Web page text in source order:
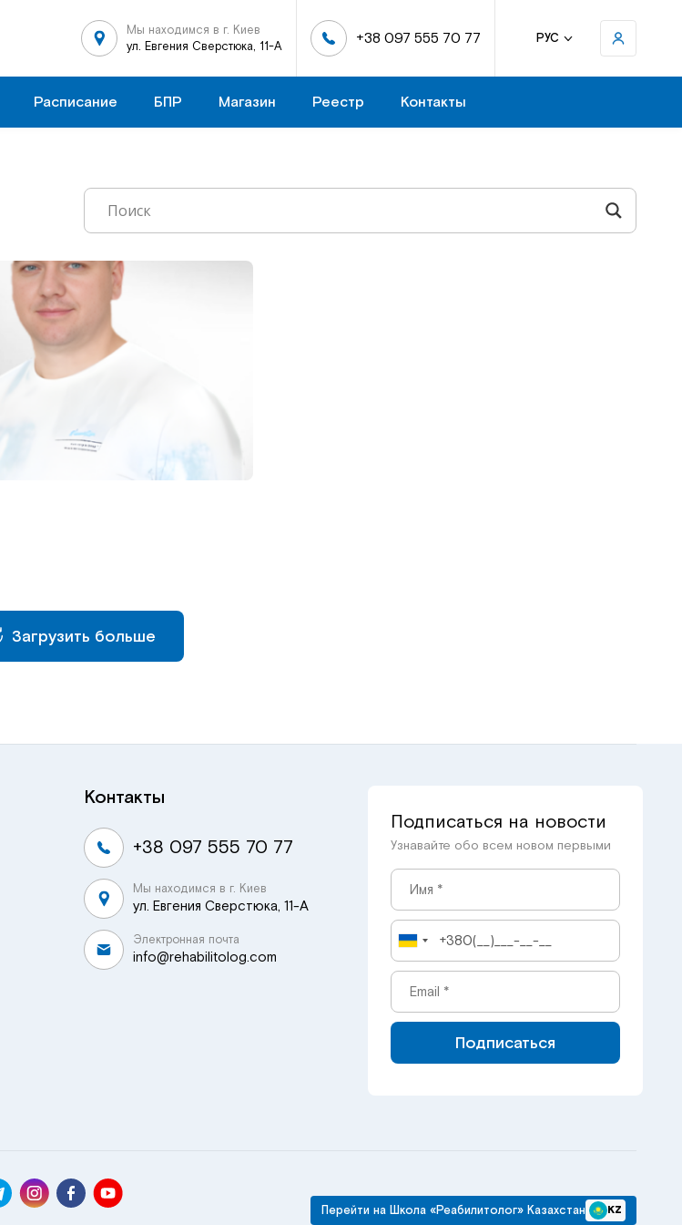
Мы находимся в г. Киев
ул. Евгения Сверстюка, 11-А
+38 097 555 70 77 РУС
Расписание БПР Магазин Реестр Контакты
Загрузить больше
Контакты
+38 097 555 70 77
Мы находимся в г. Киев
ул. Евгения Сверстюка, 11-А
Электронная почта
info@rehabilitolog.com
Подписаться на новости
Узнавайте обо всем новом первыми
Подписаться
Перейти на Школа «Реабилитолог» Казахстан KZ